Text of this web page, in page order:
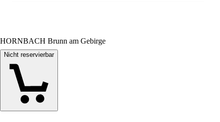
HORNBACH Brunn am Gebirge
Nicht reservierbar